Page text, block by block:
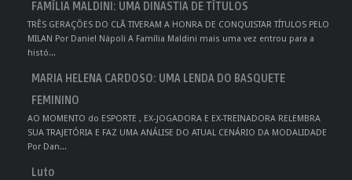
FAMÍLIA MALDINI: UMA DINASTIA DE TÍTULOS
TRÊS GERAÇÕES DO CLÃ TIVERAM A HONRA DE CONQUISTAR TÍTULOS PELO
MILAN Por Daniel Nápoli A Família Maldini mais uma vez entrou para a
histó...
MARIA HELENA CARDOSO: UMA LENDA DO BASQUETE
FEMININO
AO MOMENTO do ESPORTE , EX-JOGADORA E EX-TREINADORA RELEMBRA
SUA TRAJETÓRIA E FAZ UMA ANÁLISE DO ATUAL CENÁRIO DA MODALIDADE
Por Dan...
Luto